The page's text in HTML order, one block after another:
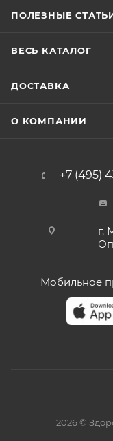
ПОЛЕЗНЫЕ
ВЕСЬ КАТАЛОГ
ДОСТАВКА
О КОМПАНИИ
+7 (495)
г.
Мобильное
2026 ©